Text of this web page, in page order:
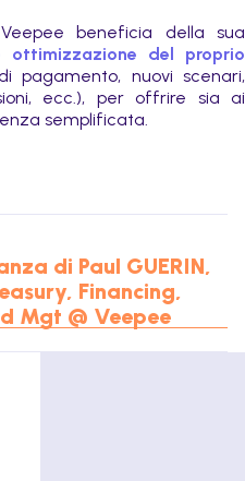
beneficia della sua
ottimizzazione del proprio
pagamento, nuovi scenari,
ecc.), per offrire sia ai
semplificata.
di Paul GUERIN,
Financing,
Mgt @ Veepee